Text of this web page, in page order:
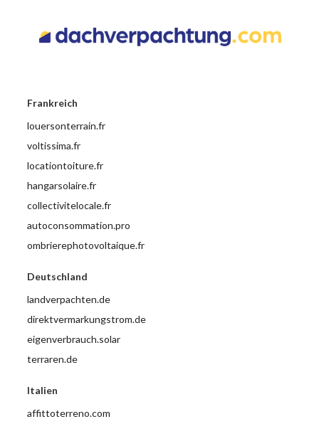
Frankreich
louersonterrain.fr
voltissima.fr
locationtoiture.fr
hangarsolaire.fr
collectivitelocale.fr
autoconsommation.pro
ombrierephotovoltaique.fr
Deutschland
landverpachten.de
direktvermarkungstrom.de
eigenverbrauch.solar
terraren.de
Italien
affittoterreno.com